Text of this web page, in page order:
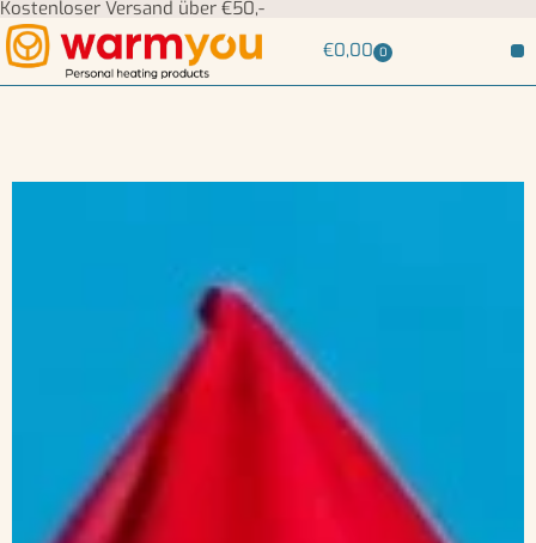
Kostenloser Versand über €50,-
€0,00 0